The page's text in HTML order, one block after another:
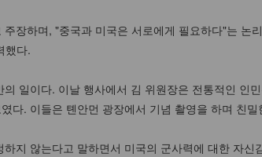
장하며, "중국과 미국은 서로에게 필요하다"는 논
했다.
일이다. 이날 행사에서 김 위원장은 전통적인 인
. 이들은 톈안먼 광장에서 기념 촬영을 하며 친
지 않는다고 말하면서 미국의 군사력에 대한 자신